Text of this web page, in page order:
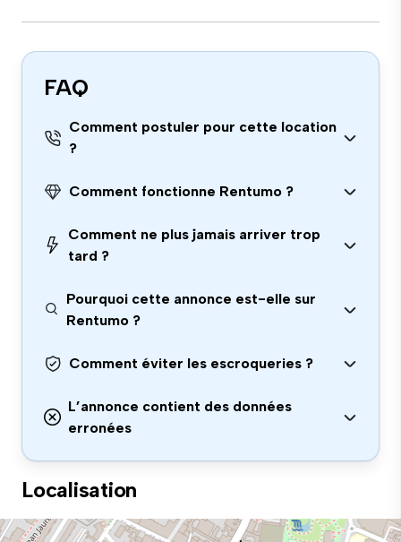
FAQ
Comment postuler pour cette location
?
Comment fonctionne Rentumo ?
Comment ne plus jamais arriver trop
tard ?
Pourquoi cette annonce est-elle sur
Rentumo ?
Comment éviter les escroqueries ?
L’annonce contient des données
erronées
Localisation